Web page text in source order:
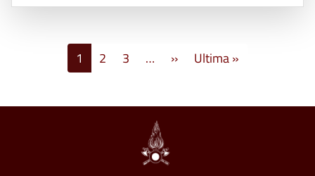
Paginazione
1 2 3 … ››Pagina successiva
Ultima »